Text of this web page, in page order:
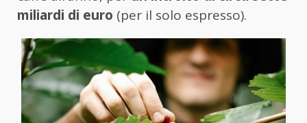
miliardi di euro (per il solo espresso).